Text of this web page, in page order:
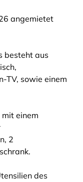
angemietet
besteht aus
TV, sowie einem
einem
2
des